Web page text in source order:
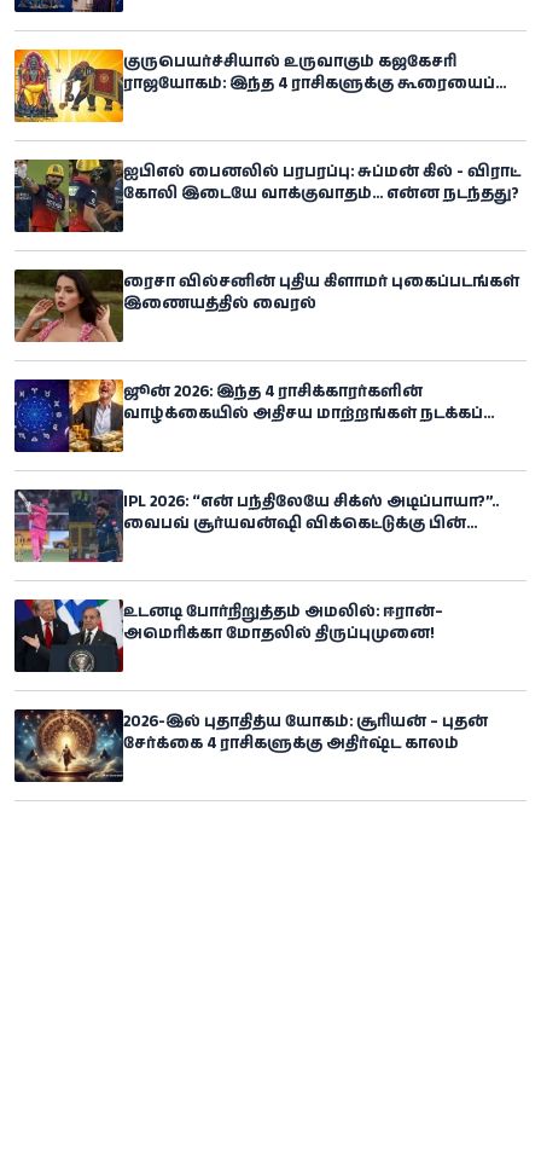
குருபெயர்ச்சியால் உருவாகும் கஜகேசரி
ராஜயோகம்: இந்த 4 ராசிகளுக்கு கூரையைப்
ஐபிஎல் பைனலில் பரபரப்பு: சுப்மன் கில் - விராட்
கோலி இடையே வாக்குவாதம்... என்ன நடந்தது?
ரைசா வில்சனின் புதிய கிளாமர் புகைப்படங்கள்
இணையத்தில் வைரல்
ஜூன் 2026: இந்த 4 ராசிக்காரர்களின்
வாழ்க்கையில் அதிசய மாற்றங்கள் நடக்கப்
IPL 2026: “என் பந்திலேயே சிக்ஸ் அடிப்பாயா?”..
வைபவ் சூர்யவன்ஷி விக்கெட்டுக்கு பின்
உடனடி போர்நிறுத்தம் அமலில்: ஈரான்–
அமெரிக்கா மோதலில் திருப்புமுனை!
2026-இல் புதாதித்ய யோகம்: சூரியன் – புதன்
சேர்க்கை 4 ராசிகளுக்கு அதிர்ஷ்ட காலம்